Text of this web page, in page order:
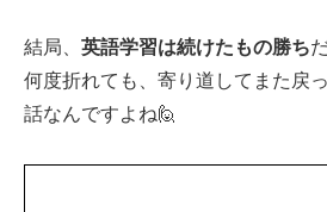
結局、 英語学習は続けたもの勝ち
何度折れても、寄り道してまた戻
話なんですよね🙋‍